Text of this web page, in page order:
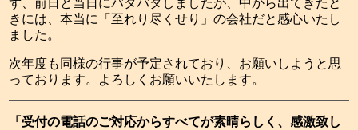
ず、前日と当日にバタバタしましたが、中から出てきたと
きには、本当に「至れり尽くせり」の会社だと感心いたし
ました。
次年度も同様の行事が予定されており、お願いしようと思
っております。よろしくお願いいたします。
「受付の電話のご対応からすべてが素晴らしく、感激致し